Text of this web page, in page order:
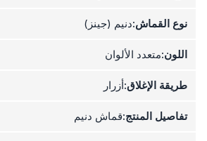
نوع القماش:دنيم (جينز)
اللون:متعدد الألوان
طريقة الإغلاق:أزرار
تفاصيل المنتج:قماش دنيم